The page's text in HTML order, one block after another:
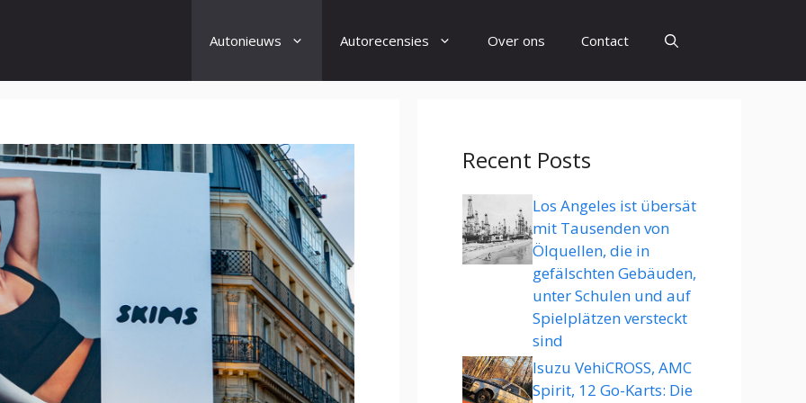
Autonieuws Autorecensies Over ons Contact
Recent Posts
Los Angeles ist übersät
mit Tausenden von
Ölquellen, die in
gefälschten Gebäuden,
unter Schulen und auf
Spielplätzen versteckt
sind
Isuzu VehiCROSS, AMC
Spirit, 12 Go-Karts: Die